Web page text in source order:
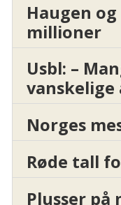
Haugen
millioner
Usbl: –
vanskelige
Norges
Røde tall
Plusser på